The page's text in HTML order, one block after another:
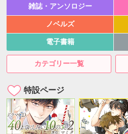
雑誌・アンソロジー
ノベルズ
電子書籍
カテゴリー一覧
特設ページ